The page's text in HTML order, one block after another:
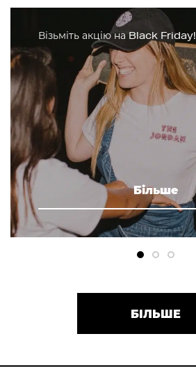
Візьміть акцію на Black Friday!
Більше
БІЛЬШЕ